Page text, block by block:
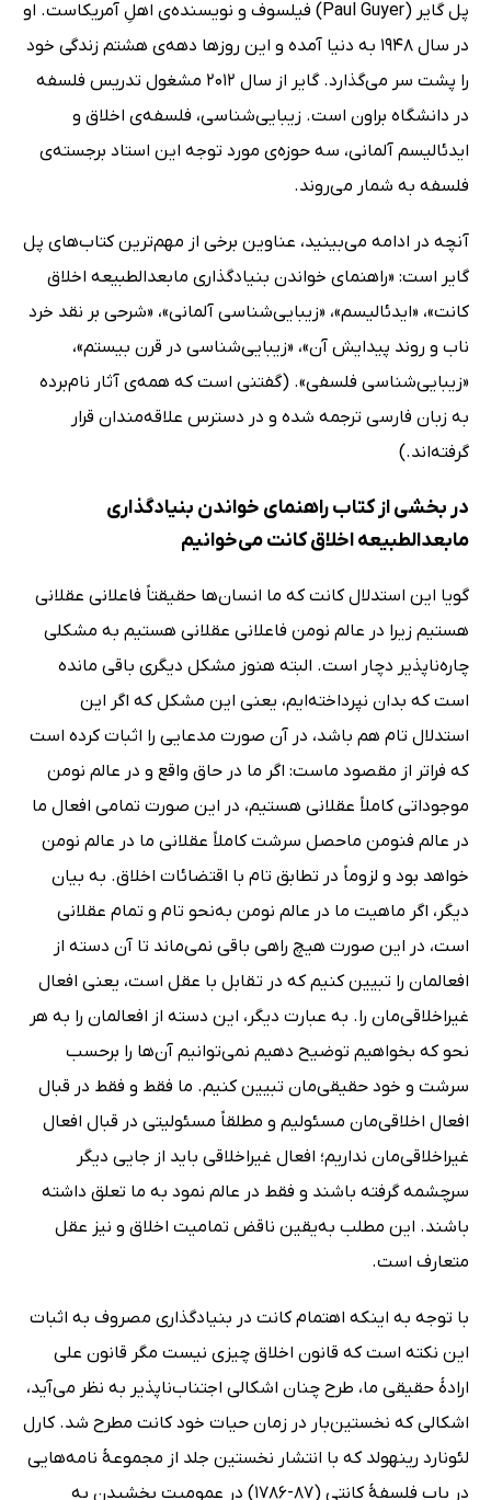
پل گایر (Paul Guyer) فیلسوف و نویسنده‌ی اهلِ آمریکاست. او
در سال 1948 به دنیا آمده و این روزها دهه‌ی هشتم زندگی خود
را پشت سر می‌گذارد. گایر از سال 2012 مشغول تدریس فلسفه
در دانشگاه براون است. زیبایی‌شناسی، فلسفه‌ی اخلاق و
ایدئالیسم آلمانی، سه حوزه‌ی مورد توجه این استاد برجسته‌ی
فلسفه به شمار می‌روند.
آنچه در ادامه می‌بینید، عناوین برخی از مهم‌ترین کتاب‌های پل
گایر است: «راهنمای خواندن بنیادگذاری مابعدالطبیعه اخلاق
کانت»، «ایدئالیسم»، «زیبایی‌شناسی آلمانی»، «شرحی بر نقد خرد
ناب و روند پیدایش آن»، «زیبایی‌شناسی در قرن بیستم»،
«زیبایی‌شناسی فلسفی». (گفتنی است که همه‌ی آثار نام‌برده
به زبان فارسی ترجمه شده‌ و در دسترس علاقه‌مندان قرار
گرفته‌اند.)
در بخشی از کتاب راهنمای خواندن بنیادگذاری
مابعدالطبیعه اخلاق کانت می‌خوانیم
گویا این استدلال کانت که ما انسان‌ها حقیقتاً فاعلانی عقلانی
هستیم زیرا در عالم نومن فاعلانی عقلانی هستیم به مشکلی
چاره‌ناپذیر دچار است. البته هنوز مشکل دیگری باقی مانده
است که بدان نپرداخته‌ایم، یعنی این مشکل که اگر این
استدلال تام هم باشد، در آن صورت مدعایی را اثبات کرده است
که فراتر از مقصود ماست: اگر ما در حاق واقع و در عالم نومن
موجوداتی کاملاً عقلانی هستیم، در این صورت تمامی افعال ما
در عالم فنومن ماحصل سرشت کاملاً عقلانی ما در عالم نومن
خواهد بود و لزوماً در تطابق تام با اقتضائات اخلاق. به بیان
دیگر، اگر ماهیت ما در عالم نومن به‌نحو تام و تمام عقلانی
است، در این صورت هیچ راهی باقی نمی‌ماند تا آن دسته از
افعالمان را تبیین کنیم که در تقابل با عقل است، یعنی افعال
غیراخلاقی‌مان را. به عبارت دیگر، این دسته از افعالمان را به هر
نحو که بخواهیم توضیح دهیم نمی‌توانیم آن‌ها را برحسب
سرشت و خود حقیقی‌مان تبیین کنیم. ما فقط و فقط در قبال
افعال اخلاقی‌مان مسئولیم و مطلقاً مسئولیتی در قبال افعال
غیراخلاقی‌مان نداریم؛ افعال غیراخلاقی باید از جایی دیگر
سرچشمه گرفته باشند و فقط در عالم نمود به ما تعلق داشته
باشند. این مطلب به‌یقین ناقض تمامیت اخلاق و نیز عقل
متعارف است.
با توجه به اینکه اهتمام کانت در بنیادگذاری مصروف به اثبات
این نکته است که قانون اخلاق چیزی نیست مگر قانون علی
ارادۀ حقیقی ما، طرح چنان اشکالی اجتناب‌ناپذیر به نظر می‌آید،
اشکالی که نخستین‌بار در زمان حیات خود کانت مطرح شد. کارل
لئونارد رینهولد که با انتشار نخستین جلد از مجموعۀ نامه‌هایی
در باب فلسفۀ کانتی (87-1786) در عمومیت بخشیدن به